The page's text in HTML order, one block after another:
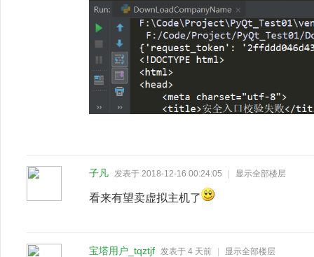
子凡 发表于 2018-12-16 00:24:05 显示全部楼层
看来有望卖虚拟主机了
宝塔用户_tqztjf 发表于 4 天前 显示全部楼层